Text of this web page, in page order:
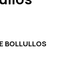
BOLLULLOS